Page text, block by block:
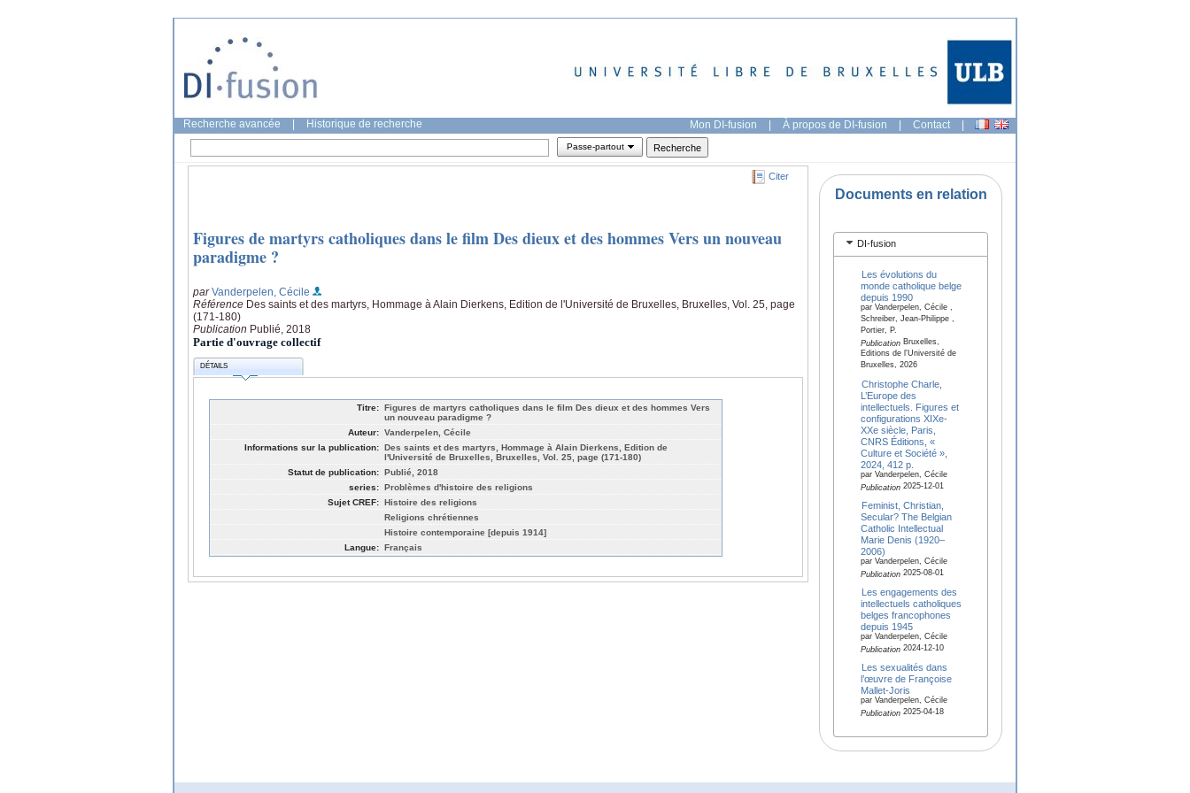
Recherche avancée Historique de recherche Mon DI-fusion | À propos de DI-fusion | Contact |
Passe-partout
Citer
Figures de martyrs catholiques dans le film Des dieux et des hommes Vers un nouveau
paradigme ?
parVanderpelen, Cécile
Référence Des saints et des martyrs, Hommage à Alain Dierkens, Edition de l'Université de Bruxelles, Bruxelles, Vol. 25, page
(171-180)
Publication Publié, 2018
Partie d'ouvrage collectif
DÉTAILS
Titre: Figures de martyrs catholiques dans le film Des dieux et des hommes Vers
un nouveau paradigme ?
Auteur: Vanderpelen, Cécile
Informations sur la publication: Des saints et des martyrs, Hommage à Alain Dierkens, Edition de
l'Université de Bruxelles, Bruxelles, Vol. 25, page (171-180)
Statut de publication: Publié, 2018
series: Problèmes d'histoire des religions
Sujet CREF: Histoire des religions
Religions chrétiennes
Histoire contemporaine [depuis 1914]
Langue: Français
Documents en relation
DI-fusion
Les évolutions du
monde catholique belge
depuis 1990
par Vanderpelen, Cécile ,
Schreiber, Jean-Philippe ,
Portier, P.
PublicationBruxelles,
Editions de l'Université de
Bruxelles, 2026
Christophe Charle,
L’Europe des
intellectuels. Figures et
configurations XIXe-
XXe siècle, Paris,
CNRS Éditions, «
Culture et Société »,
2024, 412 p.
par Vanderpelen, Cécile
Publication2025-12-01
Feminist, Christian,
Secular? The Belgian
Catholic Intellectual
Marie Denis (1920–
2006)
par Vanderpelen, Cécile
Publication2025-08-01
Les engagements des
intellectuels catholiques
belges francophones
depuis 1945
par Vanderpelen, Cécile
Publication2024-12-10
Les sexualités dans
l’œuvre de Françoise
Mallet-Joris
par Vanderpelen, Cécile
Publication2025-04-18